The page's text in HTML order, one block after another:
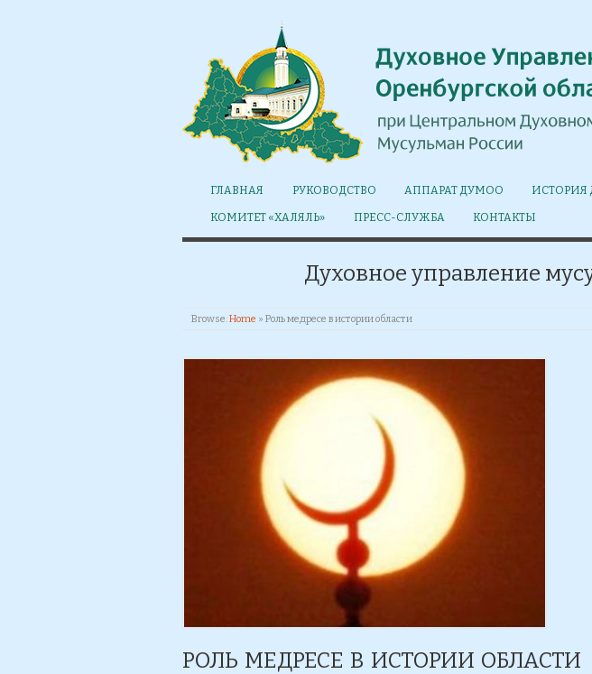
ГЛАВНАЯ РУКОВОДСТВО АППАРАТ ДУМОО ИСТОРИЯ
КОМИТЕТ «ХАЛЯЛЬ» ПРЕСС-СЛУЖБА КОНТАКТЫ
Духовное управление
Browse:Home » Роль медресе в истории области
РОЛЬ МЕДРЕСЕ В ИСТОРИИ ОБЛАСТИ